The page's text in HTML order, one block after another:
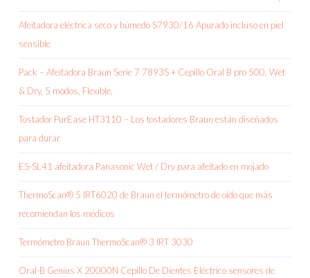
Afeitadora eléctrica seco y húmedo S7930/16 Apurado incluso en piel
sensible
Pack – Afeitadora Braun Serie 7 7893S + Cepillo Oral B pro 500, Wet
& Dry, 5 modos, Flexible,
Tostador PurEase HT3110 – Los tostadores Braun están diseñados
para durar
ES-SL41 afeitadora Panasonic Wet / Dry para afeitado en mojado
ThermoScan® 5 IRT6020 de Braun el termómetro de oído que más
recomiendan los médicos
Termómetro Braun ThermoScan® 3 IRT 3030
Oral-B Genius X 20000N Cepillo De Dientes Eléctrico sensores de